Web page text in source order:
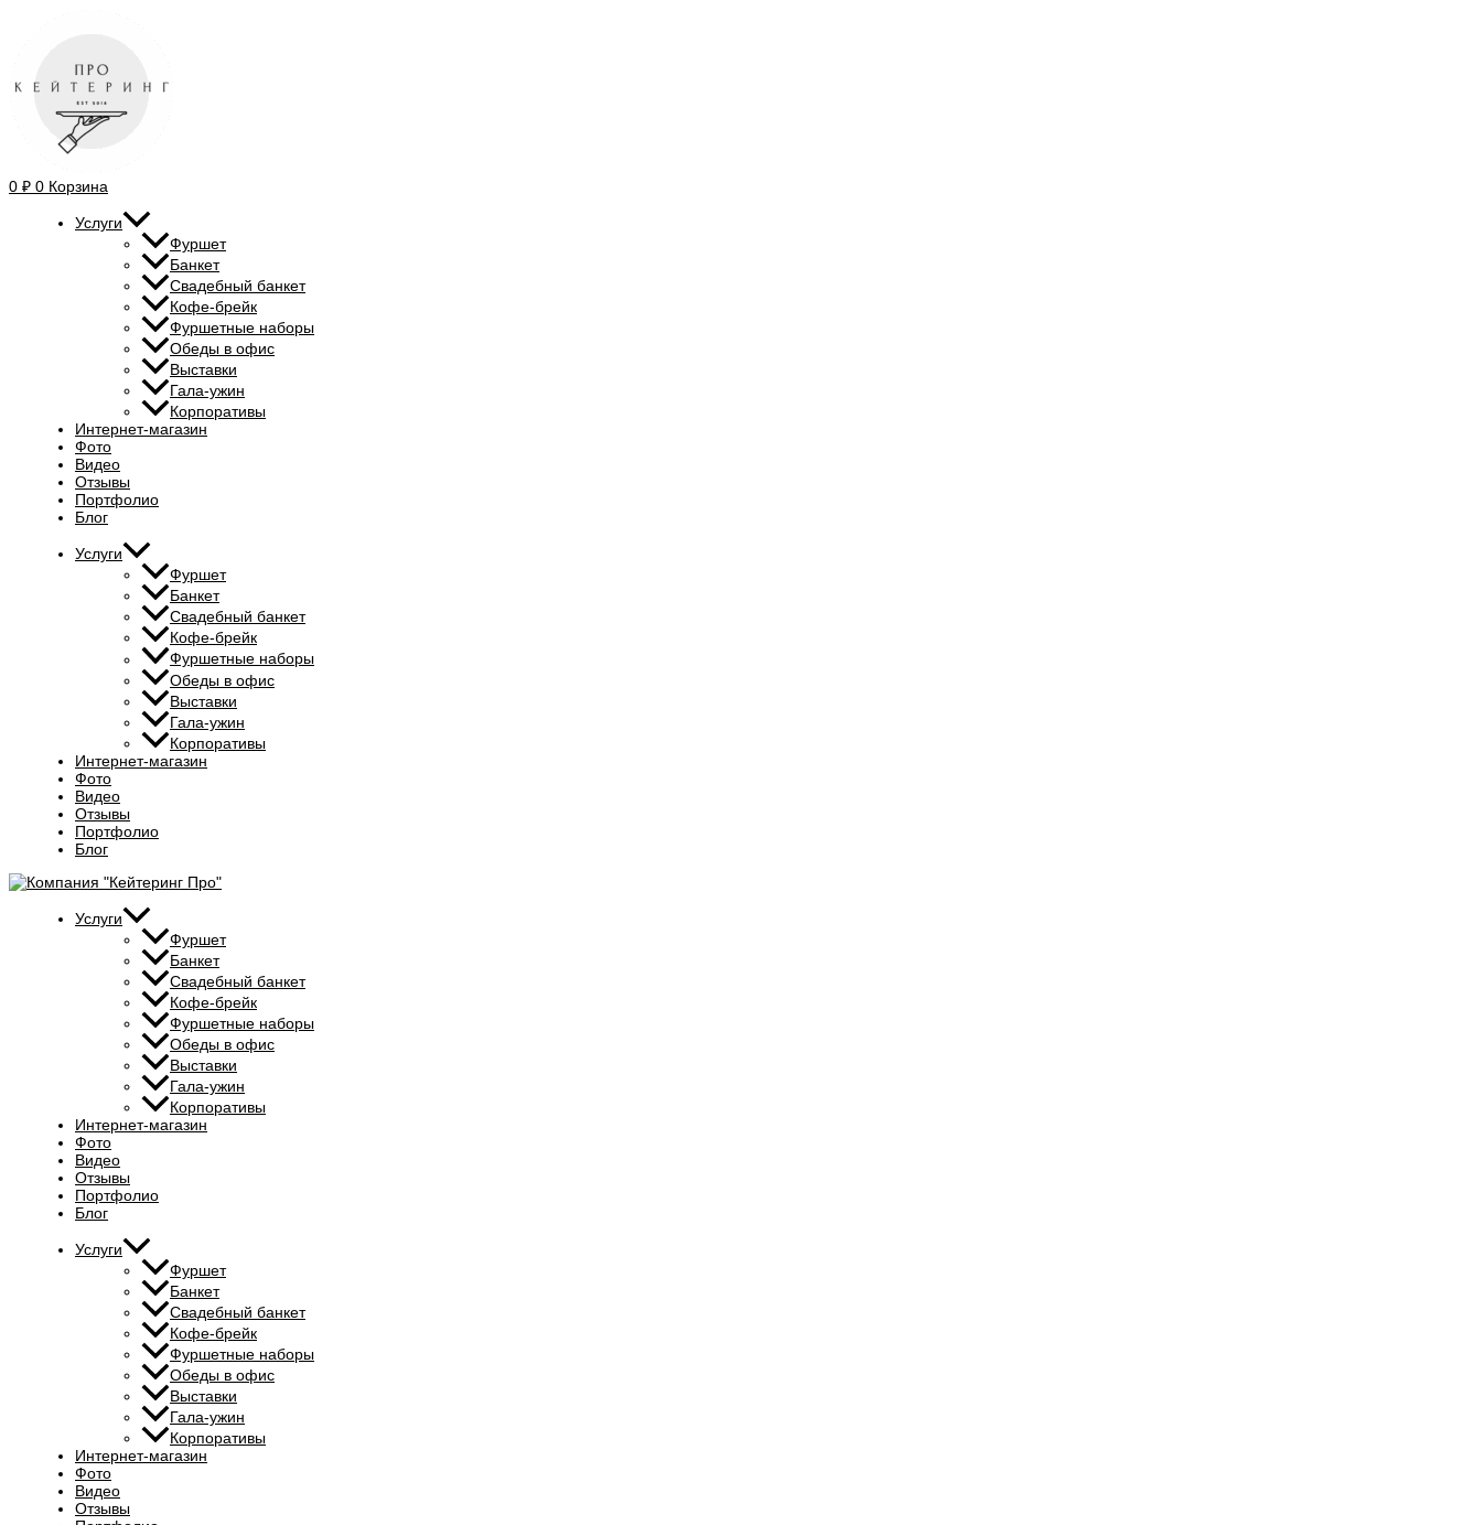
0 ₽ 0 Корзина
Услуги
Фуршет
Банкет
Свадебный банкет
Кофе-брейк
Фуршетные наборы
Обеды в офис
Выставки
Гала-ужин
Корпоративы
Интернет-магазин
Фото
Видео
Отзывы
Портфолио
Блог
Услуги
Фуршет
Банкет
Свадебный банкет
Кофе-брейк
Фуршетные наборы
Обеды в офис
Выставки
Гала-ужин
Корпоративы
Интернет-магазин
Фото
Видео
Отзывы
Портфолио
Блог
Услуги
Фуршет
Банкет
Свадебный банкет
Кофе-брейк
Фуршетные наборы
Обеды в офис
Выставки
Гала-ужин
Корпоративы
Интернет-магазин
Фото
Видео
Отзывы
Портфолио
Блог
Услуги
Фуршет
Банкет
Свадебный банкет
Кофе-брейк
Фуршетные наборы
Обеды в офис
Выставки
Гала-ужин
Корпоративы
Интернет-магазин
Фото
Видео
Отзывы
под
шубой»